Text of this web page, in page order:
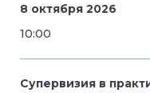
8 октября 2026
10:00
Супервизия в